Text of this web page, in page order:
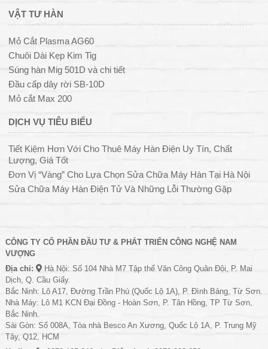
VẬT TƯ HÀN
Mỏ Cắt Plasma AG60
Chuôi Dài Kẹp Kim Tig
Súng hàn Mig 501D và chi tiết
Đầu cấp dây rời SB-10D
Mỏ cắt Max 200
DỊCH VỤ TIÊU BIỂU
Tiết Kiệm Hơn Với Cho Thuê Máy Hàn Điện Uy Tín, Chất
Lượng, Giá Tốt
Đơn Vị “Vàng” Cho Lựa Chọn Sửa Chữa Máy Hàn Tại Hà Nội
Sửa Chữa Máy Hàn Điện Tử Và Những Lỗi Thường Gặp
CÔNG TY CỔ PHẦN ĐẦU TƯ & PHÁT TRIỂN CÔNG NGHỆ NAM
VƯỢNG
Địa chỉ:
Hà Nội: Số 104 Nhà M7 Tập thể Văn Công Quân Đội, P. Mai
Dịch, Q. Cầu Giấy.
Bắc Ninh: Lô A17, Đường Trần Phú (Quốc Lộ 1A), P. Đình Bảng, Từ Sơn.
Nhà Máy: Lô M1 KCN Đại Đồng - Hoàn Sơn, P. Tân Hồng, TP Từ Sơn,
Bắc Ninh.
Sài Gòn: Số 008A, Tòa nhà Besco An Xương, Quốc Lộ 1A, P. Trung Mỹ
Tây, Q12, HCM